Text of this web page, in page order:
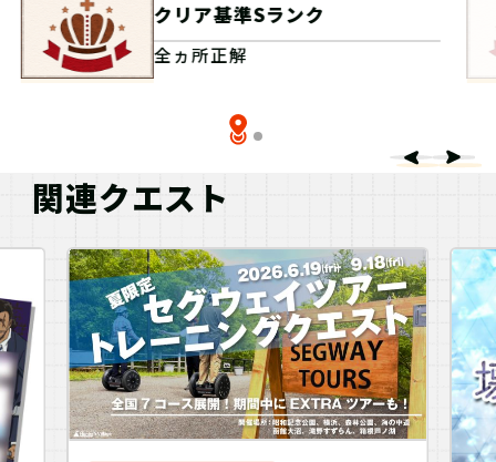
クリア基準Sランク
全ヵ所正解
関連クエスト